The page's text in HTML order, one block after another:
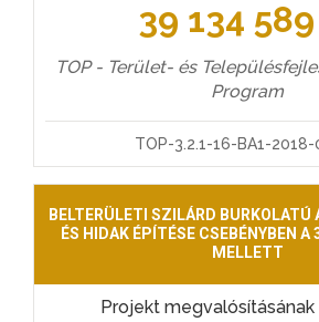
39 134
TOP - Terület- és
Program
TOP-3.2.1-16-BA1-
BELTERÜLETI SZILÁRD BURKOLATÚ
ÉS HIDAK ÉPÍTÉSE CSEBÉNYBEN
MELLETT
Projekt